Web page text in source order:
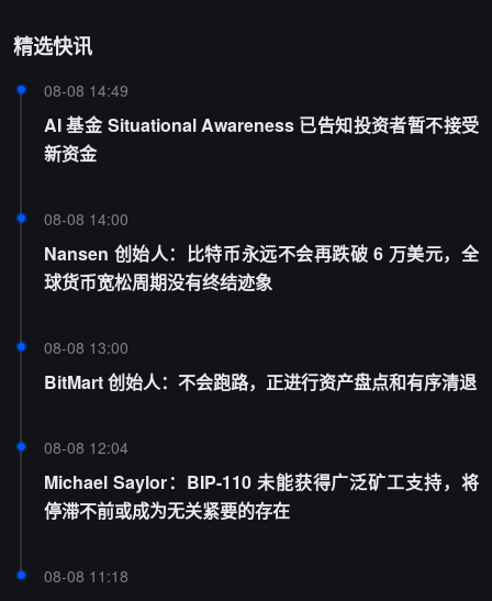
精选快讯
08-08 14:49
AI 基金 Situational Awareness 已告知投资者暂不接受
新资金
08-08 14:00
Nansen 创始人：比特币永远不会再跌破 6 万美元，全
球货币宽松周期没有终结迹象
08-08 13:00
BitMart 创始人：不会跑路，正进行资产盘点和有序清退
08-08 12:04
Michael Saylor：BIP-110 未能获得广泛矿工支持，将
停滞不前或成为无关紧要的存在
08-08 11:18